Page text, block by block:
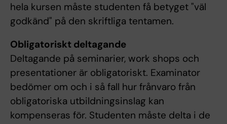
hela kursen måste studenten få betyget "väl
godkänd" på den skriftliga tentamen.
Obligatoriskt deltagande
Deltagande på seminarier, work shops och
presentationer är obligatoriskt. Examinator
bedömer om och i så fall hur frånvaro från
obligatoriska utbildningsinslag kan
kompenseras för. Studenten måste delta i de